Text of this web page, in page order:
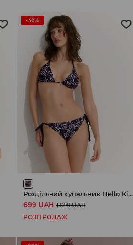
-36%
Роздільний купальник Hello Kitty
699 UAH 1 099 UAH
РОЗПРОДАЖ